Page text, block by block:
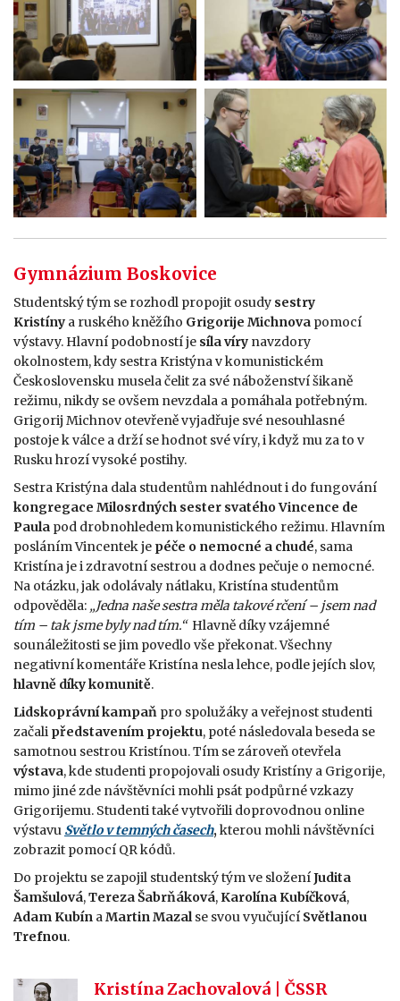
Gymnázium Boskovice
Studentský tým se rozhodl propojit osudy sestry
Kristíny a ruského kněžího Grigorije Michnova pomocí
výstavy. Hlavní podobností je síla víry navzdory
okolnostem, kdy sestra Kristýna v komunistickém
Československu musela čelit za své náboženství šikaně
režimu, nikdy se ovšem nevzdala a pomáhala potřebným.
Grigorij Michnov otevřeně vyjadřuje své nesouhlasné
postoje k válce a drží se hodnot své víry, i když mu za to v
Rusku hrozí vysoké postihy.
Sestra Kristýna dala studentům nahlédnout i do fungování
kongregace Milosrdných sester svatého Vincence de
Paula pod drobnohledem komunistického režimu. Hlavním
posláním Vincentek je péče o nemocné a chudé, sama
Kristína je i zdravotní sestrou a dodnes pečuje o nemocné.
Na otázku, jak odolávaly nátlaku, Kristína studentům
odpověděla: „Jedna naše sestra měla takové rčení – jsem nad
tím – tak jsme byly nad tím.“ Hlavně díky vzájemné
sounáležitosti se jim povedlo vše překonat. Všechny
negativní komentáře Kristína nesla lehce, podle jejích slov,
hlavně díky komunitě.
Lidskoprávní kampaň pro spolužáky a veřejnost studenti
začali představením projektu, poté následovala beseda se
samotnou sestrou Kristínou. Tím se zároveň otevřela
výstava, kde studenti propojovali osudy Kristíny a Grigorije,
mimo jiné zde návštěvníci mohli psát podpůrné vzkazy
Grigorijemu. Studenti také vytvořili doprovodnou online
výstavu Světlo v temných časech,kterou mohli návštěvníci
zobrazit pomocí QR kódů.
Do projektu se zapojil studentský tým ve složeníJudita
Šamšulová,Tereza Šabrňáková, Karolína Kubíčková,
Adam Kubín aMartin Mazalse svou vyučující Světlanou
Trefnou.
Kristína Zachovalová | ČSSR